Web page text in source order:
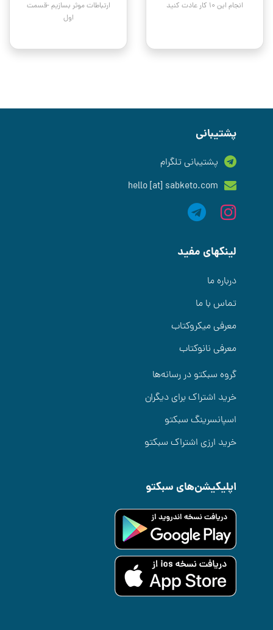
انجام این ۱۰ کار عادت کنید
ارتباطات موثر بسازیم -قسمت
اول
پشتیبانی
پشتیبانی تلگرام
hello [at] sabketo.com
لینکهای مفید
درباره ما
تماس با ما
معرفی میکروکتاب
معرفی نانوکتاب
گروه سبکتو در رسانه‌ها
خرید اشتراک برای دیگران
اسپانسرینگ سبکتو
خرید ارزی اشتراک سبکتو
اپلیکیشن‌های سبکتو